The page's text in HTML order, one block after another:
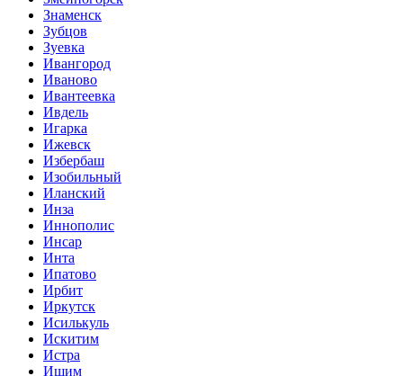
Знаменск
Зубцов
Зуевка
Ивангород
Иваново
Ивантеевка
Ивдель
Игарка
Ижевск
Избербаш
Изобильный
Иланский
Инза
Иннополис
Инсар
Инта
Ипатово
Ирбит
Иркутск
Исилькуль
Искитим
Истра
Ишим